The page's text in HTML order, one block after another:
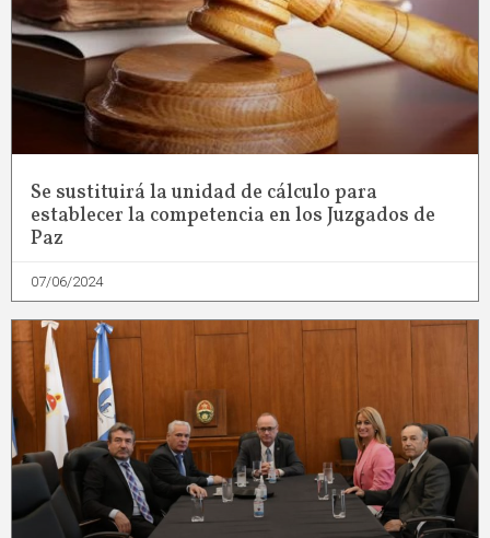
Se sustituirá la unidad de cálculo para
establecer la competencia en los Juzgados de
Paz
07/06/2024